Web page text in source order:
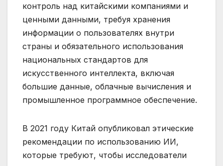
контроль над китайскими компаниями и
ценными данными, требуя хранения
информации о пользователях внутри
страны и обязательного использования
национальных стандартов для
искусственного интеллекта, включая
большие данные, облачные вычисления и
промышленное программное обеспечение.
В 2021 году Китай опубликовал этические
рекомендации по использованию ИИ,
которые требуют, чтобы исследователи